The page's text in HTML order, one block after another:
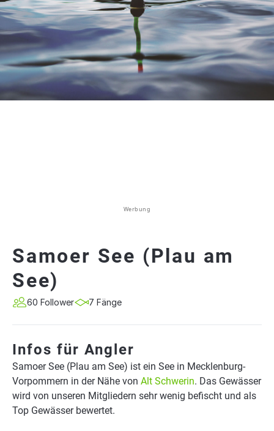
Werbung
Samoer See (Plau am
See)
60 Follower 7 Fänge
Infos für Angler
Samoer See (Plau am See) ist ein See in Mecklenburg-
Vorpommern in der Nähe von Alt Schwerin. Das Gewässer
wird von unseren Mitgliedern sehr wenig befischt und als
Top Gewässer bewertet.